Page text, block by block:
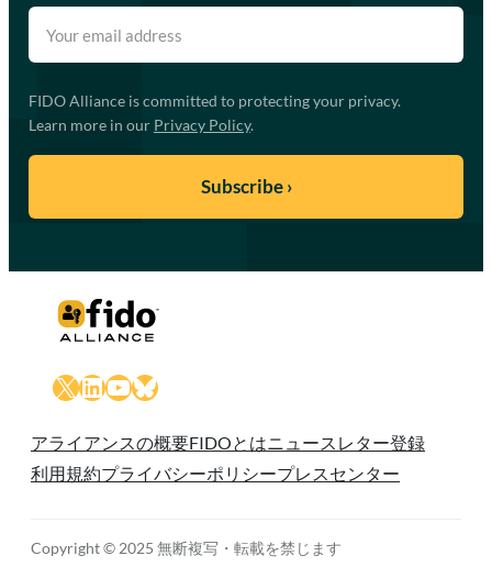
FIDO Alliance is committed to protecting your privacy.
Learn more in our Privacy Policy.
X LinkedIn
YouTube
Bluesky
アライアンスの概要FIDOとは ニュースレター登録
利用規約プライバシーポリシープレスセンター
Copyright © 2025 無断複写・転載を禁じます